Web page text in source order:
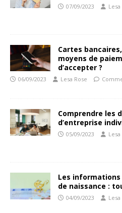
07/09/2023 Lesa
Cartes
moyens de
d’accepter ?
06/09/2023 Lesa Rose
Comprendre les
d’entreprise
05/09/2023 Lesa
Les
de naissance :
04/09/2023 Lesa